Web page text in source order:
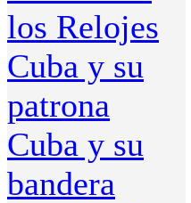
los Relojes
Cuba y su
patrona
Cuba y su
bandera